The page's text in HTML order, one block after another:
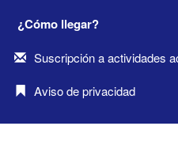
¿Cómo llegar?
Suscripción a actividades
Aviso de privacidad